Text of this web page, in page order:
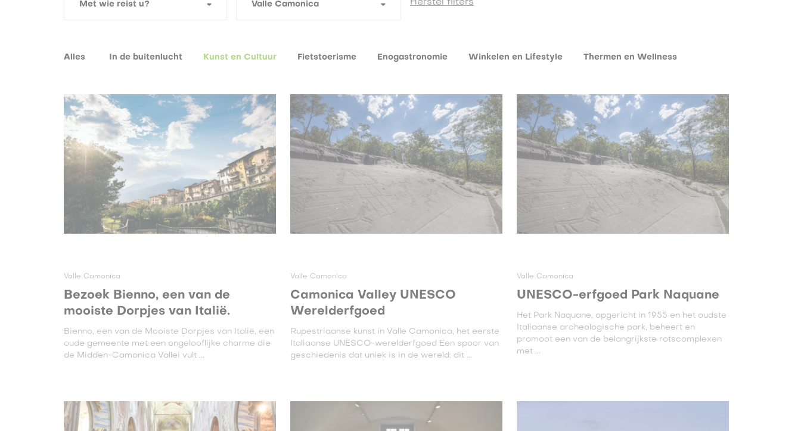
Alles In de buitenlucht Kunst en Cultuur Fietstoerisme Enogastronomie Winkelen en Lifestyle Thermen en Wellness
Valle Camonica
Bezoek Bienno, een van de
mooiste Dorpjes van Italië.
Bienno, een van de Mooiste Dorpjes van Italië, een
oude gemeente met een ongelooflijke charme die
de Midden-Camonica Vallei vult ...
Valle Camonica
Camonica Valley UNESCO
Werelderfgoed
Rupestriaanse kunst in Valle Camonica, het eerste
Italiaanse UNESCO-werelderfgoed Een spoor van
geschiedenis dat uniek is in de wereld: dit ...
Valle Camonica
UNESCO-erfgoed Park Naquane
Het Park Naquane, opgericht in 1955 en het oudste
Italiaanse archeologische park, beheert en
promoot een van de belangrijkste rotscomplexen
met ...